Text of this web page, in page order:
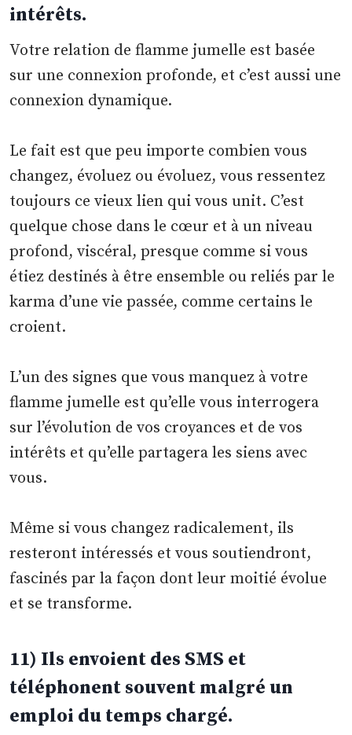
intérêts.
Votre relation de flamme jumelle est basée
sur une connexion profonde, et c’est aussi une
connexion dynamique.
Le fait est que peu importe combien vous
changez, évoluez ou évoluez, vous ressentez
toujours ce vieux lien qui vous unit. C’est
quelque chose dans le cœur et à un niveau
profond, viscéral, presque comme si vous
étiez destinés à être ensemble ou reliés par le
karma d’une vie passée, comme certains le
croient.
L’un des signes que vous manquez à votre
flamme jumelle est qu’elle vous interrogera
sur l’évolution de vos croyances et de vos
intérêts et qu’elle partagera les siens avec
vous.
Même si vous changez radicalement, ils
resteront intéressés et vous soutiendront,
fascinés par la façon dont leur moitié évolue
et se transforme.
11) Ils envoient des SMS et
téléphonent souvent malgré un
emploi du temps chargé.